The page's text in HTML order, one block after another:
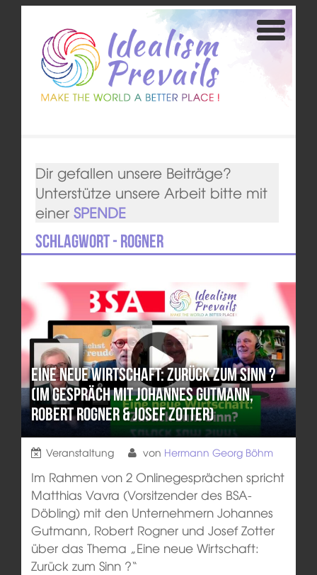
Dir gefallen unsere Beiträge?
Unterstütze unsere Arbeit bitte mit
einer SPENDE
Schlagwort - Rogner
Eine neue Wirtschaft: Zurück zum Sinn ?
(Im Gespräch mit Johannes Gutmann,
Robert Rogner & Josef Zotter)
Veranstaltung von Hermann Georg Böhm
Im Rahmen von 2 Onlinegesprächen spricht
Matthias Vavra (Vorsitzender des BSA-
Döbling) mit den Unternehmern Johannes
Gutmann, Robert Rogner und Josef Zotter
über das Thema „Eine neue Wirtschaft:
Zurück zum Sinn ?“